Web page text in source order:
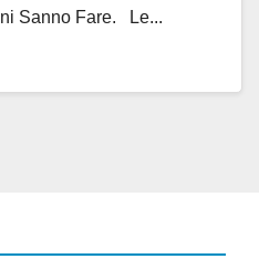
Sanno Fare. Le...